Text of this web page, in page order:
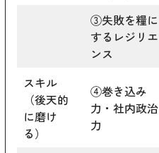
③失敗を糧に
するレジリエ
ンス
スキル
（後天的
に磨け
る）
④巻き込み
力・社内政治
力